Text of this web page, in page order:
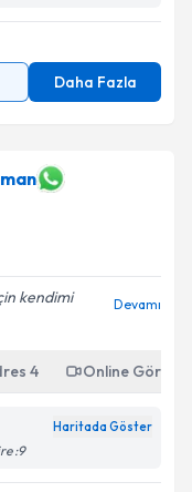
Daha Fazla
kendimi
Devamı
4 Online
Haritada Göster
:9